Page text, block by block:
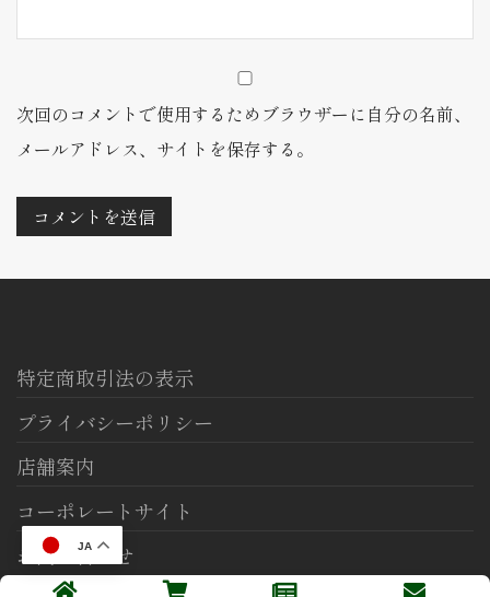
次回のコメントで使用するためブラウザーに自分の名前、
メールアドレス、サイトを保存する。
特定商取引法の表示
プライバシーポリシー
店舗案内
コーポレートサイト
お問い合わせ
JA